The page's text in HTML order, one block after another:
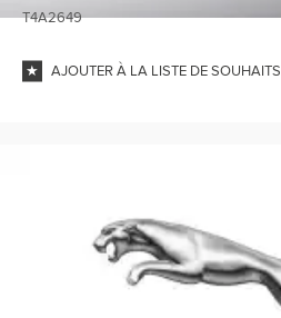
T4A2649
AJOUTER À LA LISTE DE SOUHAITS